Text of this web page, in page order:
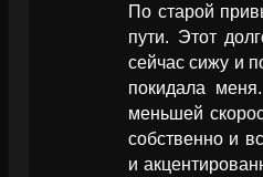
По старой
пути. Этот
сейчас сижу и
покидала
меньшей
собственно и
и